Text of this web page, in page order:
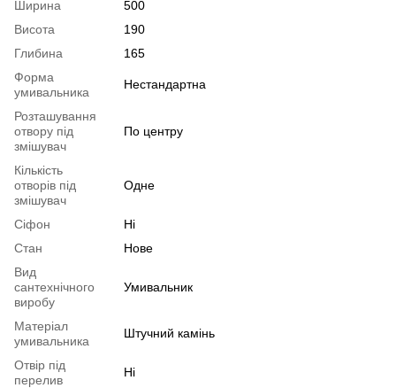
Ширина
500
Висота
190
Глибина
165
Форма
умивальника
Нестандартна
Розташування
отвору під
змішувач
По центру
Кількість
отворів під
змішувач
Одне
Сіфон
Ні
Стан
Нове
Вид
сантехнічного
виробу
Умивальник
Матеріал
умивальника
Штучний камінь
Отвір під
перелив
Ні